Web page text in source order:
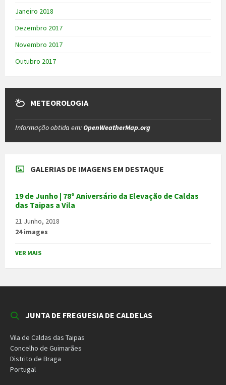
Janeiro 2018
Dezembro 2017
Novembro 2017
Outubro 2017
METEOROLOGIA
Informação obtida em:OpenWeatherMap.org
GALERIAS DE IMAGENS EM DESTAQUE
19 de Junho | 78º Aniversário da Elevação de Caldas
das Taipas a Vila
21 Junho, 2018
24 images
VER MAIS
JUNTA DE FREGUESIA DE CALDELAS
Vila de Caldas das Taipas
Concelho de Guimarães
Distrito de Braga
Portugal